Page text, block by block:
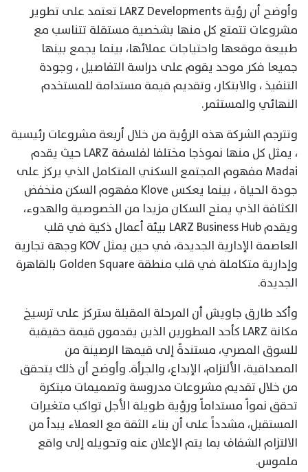
وأوضح أن رؤية LARZ Developments تعتمد على تطوير
مشروعات تتمتع كل منها بشخصية مستقلة تتناسب مع
طبيعة موقعها واحتياجات عملائها، بينما يجمع بينها
جميعا فكر موحد يقوم على دراسة التفاصيل ، وجودة
التنفيذ ، والابتكار، وتقديم قيمة مستدامة للمستخدم
النهائي والمستثمر.
وتترجم الشركة هذه الرؤية من خلال أربعة مشروعات رئيسية
، يمثل كل منها نموذجا مختلفا لفلسفة LARZ حيث يقدم
Madai مفهوم المجتمع السكني المتكامل الذي يركز على
جودة الحياة ، بينما يعكس Klove مفهوم السكن منخفض
الكثافة الذي يمنح السكان مزيدا من الخصوصية والهدوء،
ويقدم LARZ Business Hub بيئة أعمال ذكية في قلب
العاصمة الإدارية الجديدة، في حين يمثل KOV وجهة تجارية
وإدارية متكاملة في قلب منطقة Golden Square بالقاهرة
الجديدة.
وأكد طارق جاويش أن المرحلة المقبلة ستركز على ترسيخ
مكانة LARZ كأحد المطورين الذين يقدمون قيمة حقيقية
للسوق المصري، مستندةً إلى قيمها الرصينة من
المصداقية، الألتزام، الإبداع، والجرأة. وأوضح أن ذلك يتحقق
من خلال تقديم مشروعات مدروسة وتصميمات مبتكرة
تحقق نمواً مستداماً ورؤية طويلة الأجل تواكب متغيرات
المستقبل، مشدداً على أن بناء الثقة مع العملاء يبدأ من
الالتزام الشفاف بما يتم الإعلان عنه وتحويله إلى واقع
ملموس.